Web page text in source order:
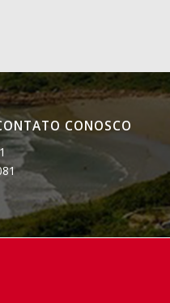
CONOSCO